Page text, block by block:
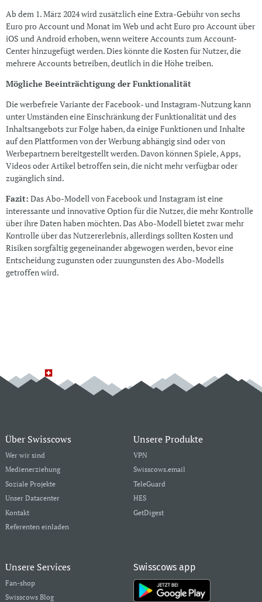
Ab dem 1. März 2024 wird zusätzlich eine Extra-Gebühr von sechs
Euro pro Account und Monat im Web und acht Euro pro Account über
iOS und Android erhoben, wenn weitere Accounts zum Account-
Center hinzugefügt werden. Dies könnte die Kosten für Nutzer, die
mehrere Accounts betreiben, deutlich in die Höhe treiben.
Mögliche Beeinträchtigung der Funktionalität
Die werbefreie Variante der Facebook- und Instagram-Nutzung kann
unter Umständen eine Einschränkung der Funktionalität und des
Inhaltsangebots zur Folge haben, da einige Funktionen und Inhalte
auf den Plattformen von der Werbung abhängig sind oder von
Werbepartnern bereitgestellt werden. Davon können Spiele, Apps,
Videos oder Artikel betroffen sein, die nicht mehr verfügbar oder
zugänglich sind.
Fazit: Das Abo-Modell von Facebook und Instagram ist eine
interessante und innovative Option für die Nutzer, die mehr Kontrolle
über ihre Daten haben möchten. Das Abo-Modell bietet zwar mehr
Kontrolle über das Nutzererlebnis, allerdings sollten Kosten und
Risiken sorgfältig gegeneinander abgewogen werden, bevor eine
Entscheidung zugunsten oder zuungunsten des Abo-Modells
getroffen wird.
Über Swisscows
Wer wir sind
Medienerziehung
Soziale Projekte
Unser Datacenter
Kontakt
Referenten einladen
Unsere Produkte
VPN
Swisscows.email
TeleGuard
HES
GetDigest
Unsere Services
Fan-shop
Swisscows Blog
Swisscows app